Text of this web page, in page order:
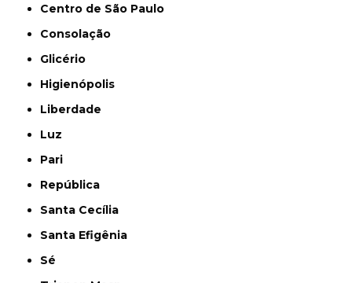
Centro de São Paulo
Consolação
Glicério
Higienópolis
Liberdade
Luz
Pari
República
Santa Cecília
Santa Efigênia
Sé